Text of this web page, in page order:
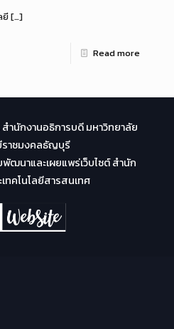
ยี[…]
Read more
สำนักงานอธิการบดี มหาวิทยาลัย
ราชมงคลธัญบุรี
พัฒนาและเผยแพร่เว็บไซต์ สำนัก
ทคโนโลยีสารสนเทศ